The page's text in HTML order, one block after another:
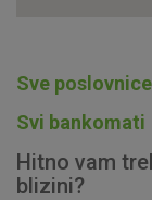
Sve poslovnice
Svi bankomati
Hitno vam
blizini?
Ovi kolačići